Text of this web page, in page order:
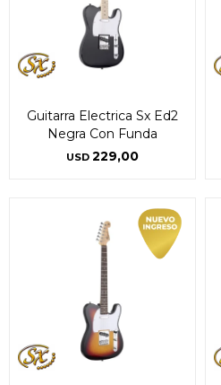
Guitarra Electrica Sx Ed2
Negra Con Funda
USD 229,00